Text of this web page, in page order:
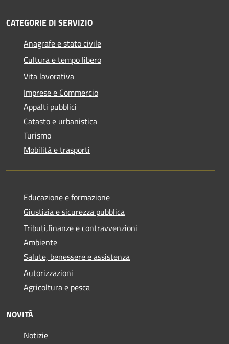
CATEGORIE DI SERVIZIO
Anagrafe e stato civile
Cultura e tempo libero
Vita lavorativa
Imprese e Commercio
Appalti pubblici
Catasto e urbanistica
Turismo
Mobilità e trasporti
Educazione e formazione
Giustizia e sicurezza pubblica
Tributi,finanze e contravvenzioni
Ambiente
Salute, benessere e assistenza
Autorizzazioni
Agricoltura e pesca
NOVITÀ
Notizie